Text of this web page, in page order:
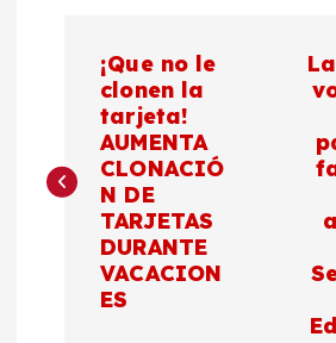
v
e
¡Que no le
clonen la
tarjeta!
AUMENTA
CLONACIÓ
N DE
TARJETAS
DURANTE
VACACION
ES